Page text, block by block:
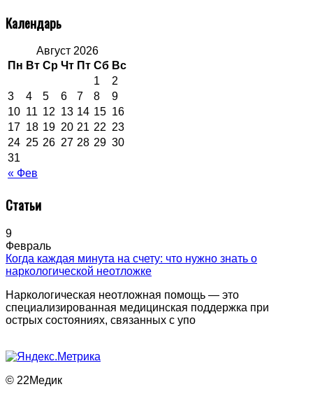
Календарь
Август 2026
Пн Вт Ср Чт Пт Сб Вс
« Фев
1
2
3
4 5 6 7 8
9
10 11 12 13 14 15 16
17 18 19 20 21 22 23
24 25 26 27 28 29 30
31
Статьи
9
Февраль
Когда каждая минута на счету: что нужно знать о
наркологической неотложке
Наркологическая неотложная помощь — это
специализированная медицинская поддержка при
острых состояниях, связанных с упо
© 22Медик